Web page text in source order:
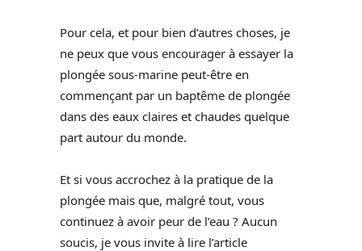
Pour cela, et pour bien d’autres choses, je
ne peux que vous encourager à essayer la
plongée sous-marine peut-être en
commençant par un baptême de plongée
dans des eaux claires et chaudes quelque
part autour du monde.
Et si vous accrochez à la pratique de la
plongée mais que, malgré tout, vous
continuez à avoir peur de l’eau ? Aucun
soucis, je vous invite à lire l’article